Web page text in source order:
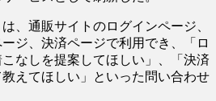
、通販サイトのログインページ、
ジ、決済ページで利用でき、「ロ
なしを提案してほしい」、「決済
えてほしい」といった問い合わせ